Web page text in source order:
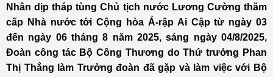
Nhân dịp tháp tùng Chủ tịch nước Lương Cường thăm
cấp Nhà nước tới Cộng hòa Ả-rập Ai Cập từ ngày 03
đến ngày 06 tháng 8 năm 2025, sáng ngày 04/8/2025,
Đoàn công tác Bộ Công Thương do Thứ trưởng Phan
Thị Thắng làm Trưởng đoàn đã gặp và làm việc với Bộ